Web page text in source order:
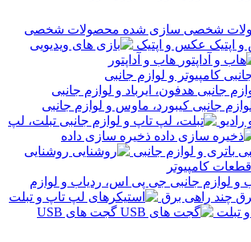
محصولات شخصی
عکس و اپتیک
هاب و آداپتور
کامپیوتر و لوازم جانبی
هدفون، ایرباد و لوازم جانبی
کیبورد، ماوس و لوازم جانبی
تبلت، لپ
ذخیره سازی داده
باتری و لوازم جانبی
روشنایی
قطعات کامپیوتر
جی پی اس، ردیاب و لوازم
چند راهی برق
تبلت
گجت های USB